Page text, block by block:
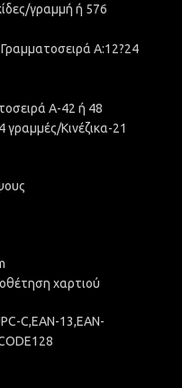
γραμμή ή 576
A:12?24
A-42 ή 48
Κινέζικα-21
χαρτιού
C,EAN-13,EAN-